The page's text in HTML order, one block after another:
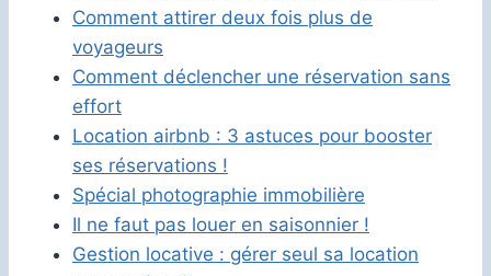
Comment attirer deux fois plus de
voyageurs
Comment déclencher une réservation sans
effort
Location airbnb : 3 astuces pour booster
ses réservations !
Spécial photographie immobilière
Il ne faut pas louer en saisonnier !
Gestion locative : gérer seul sa location